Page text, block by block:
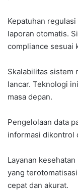
Kepatuhan
laporan otomatis.
compliance sesuai
Skalabilitas sistem
lancar. Teknologi
masa depan.
Pengelolaan data
informasi dikontrol
Layanan
yang
cepat dan akurat.